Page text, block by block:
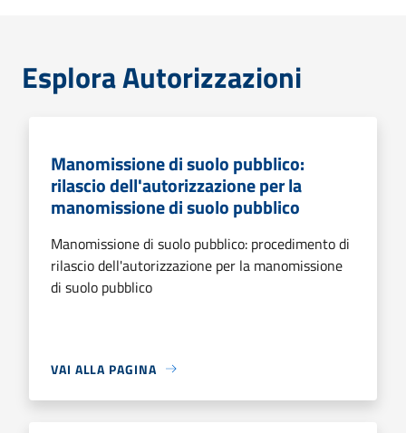
Esplora Autorizzazioni
Manomissione di suolo pubblico:
rilascio dell'autorizzazione per la
manomissione di suolo pubblico
Manomissione di suolo pubblico: procedimento di
rilascio dell'autorizzazione per la manomissione
di suolo pubblico
VAI ALLA PAGINA